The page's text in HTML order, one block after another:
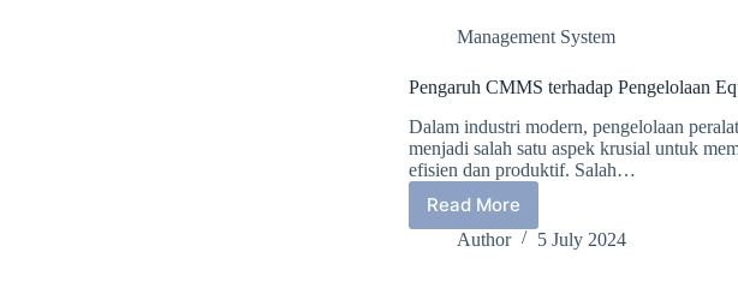
Management System
Pengaruh CMMS terhadap Pengelolaan
Dalam industri modern, pengelolaan
menjadi salah satu aspek krusial untuk
efisien dan produktif. Salah…
Read More
Pengaruh
CMMS
Author 5 July 2024